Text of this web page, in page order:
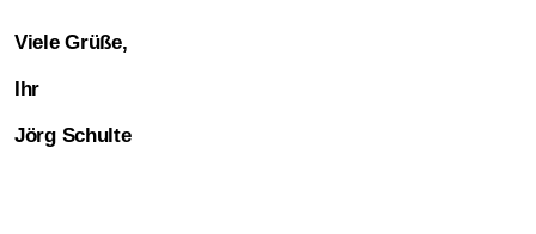
Viele Grüße,
Ihr
Jörg Schulte